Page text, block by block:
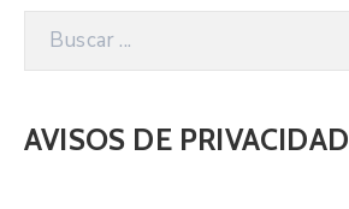
AVISOS DE PRIVACIDAD